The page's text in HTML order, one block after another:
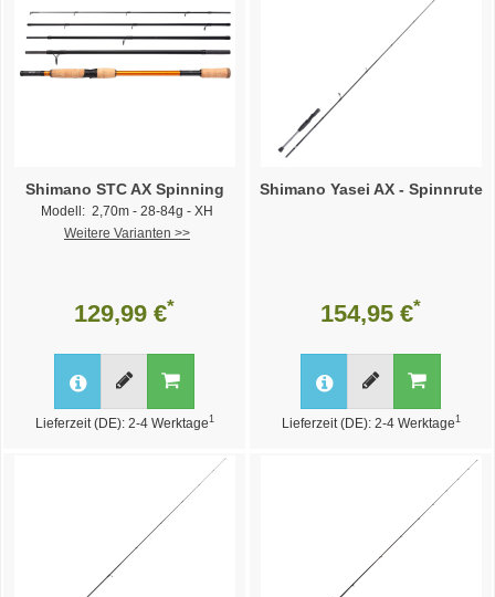
Shimano STC AX Spinning
Modell: 2,70m - 28-84g - XH
Weitere Varianten >>
129,99 €*
Lieferzeit (DE): 2-4 Werktage1
Shimano Yasei AX - Spinnrute
154,95 €*
Lieferzeit (DE): 2-4 Werktage1